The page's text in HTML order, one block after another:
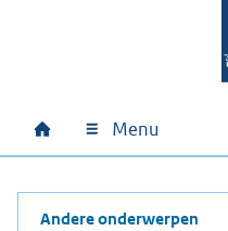
Hoofdnavigatie
Home Menu
Andere onderwerpen